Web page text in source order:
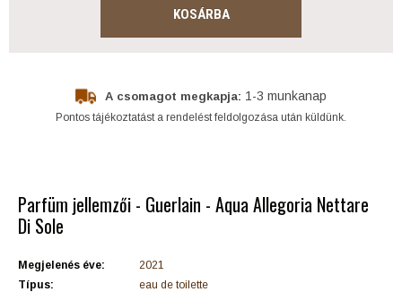
KOSÁRBA
A csomagot megkapja: 1-3 munkanap
Pontos tájékoztatást a rendelést feldolgozása után küldünk.
Parfüm jellemzői - Guerlain - Aqua Allegoria Nettare
Di Sole
Megjelenés éve:
2021
Típus:
eau de toilette